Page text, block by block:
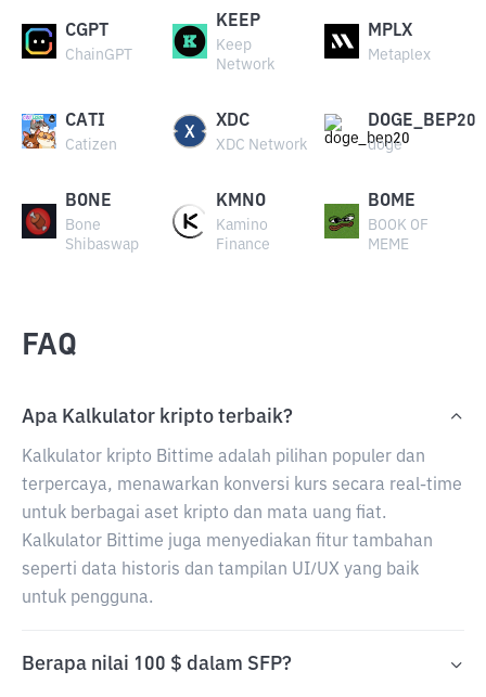
CGPT
ChainGPT
KEEP
Keep
Network
MPLX
Metaplex
CATI
Catizen
XDC
XDC Network
DOGE_BEP20
doge
BONE
Bone
Shibaswap
KMNO
Kamino
Finance
BOME
BOOK OF
MEME
FAQ
Apa Kalkulator kripto terbaik?
Kalkulator kripto Bittime adalah pilihan populer dan
terpercaya, menawarkan konversi kurs secara real-time
untuk berbagai aset kripto dan mata uang fiat.
Kalkulator Bittime juga menyediakan fitur tambahan
seperti data historis dan tampilan UI/UX yang baik
untuk pengguna.
Berapa nilai 100 $ dalam SFP?